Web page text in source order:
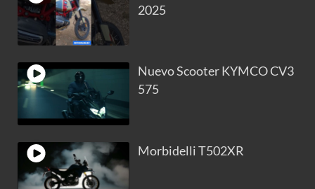
2025
Nuevo Scooter KYMCO CV3
575
Morbidelli T502XR